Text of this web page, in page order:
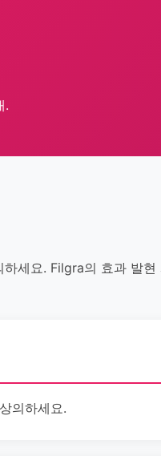
.
세요. Filgra의 효과 발현
의하세요.